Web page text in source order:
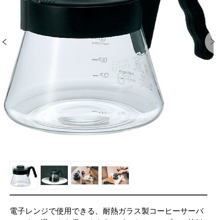
電子レンジで使用できる、耐熱ガラス製コーヒーサーバ